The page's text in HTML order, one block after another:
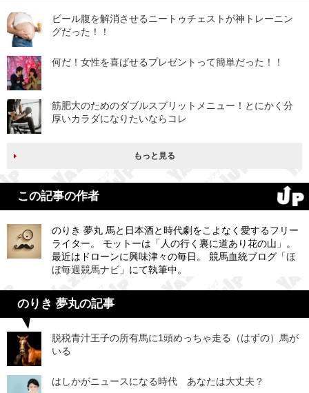
ビール腹を解消させるニートゥチェストが神トレーニン
グだった！！
何だ！女性を喜ばせるプレゼントって簡単だった！！
筋肥大のためのダブルスプリットメニュー！とにかく分
厚いカラダになりたいならコレ
もっと見る
この記事の作者
のりき 夢丸 馬と日本酒と時代劇をこよなく愛するフリー
ライター。 モットーは「人の行く裏に道あり花の山」。
最近はドローンに興味津々の毎日。 競馬血統ブログ「ほ
ぼ毎週競馬ナビ 」にて執筆中。
のりき 夢丸の記事
脱税青汁王子の所有馬に1頭めっちゃ走る（はずの）馬が
いる
はしかがニュースになる時代 あなたは大丈夫？